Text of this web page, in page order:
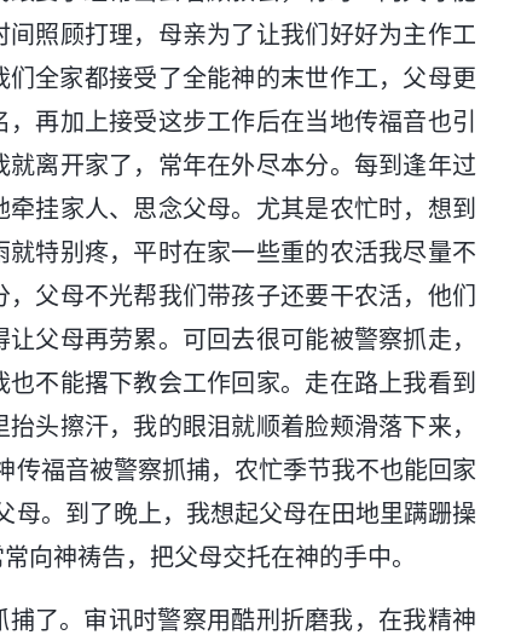
照顾打理，母亲为了让我们好好为主作工
全家都接受了全能神的末世作工，父母更
再加上接受这步工作后在当地传福音也引
离开家了，常年在外尽本分。每到逢年过
挂家人、思念父母。尤其是农忙时，想到
特别疼，平时在家一些重的农活我尽量不
父母不光帮我们带孩子还要干农活，他们
父母再劳累。可回去很可能被警察抓走，
不能撂下教会工作回家。走在路上我看到
头擦汗，我的眼泪就顺着脸颊滑落下来，
传福音被警察抓捕，农忙季节我不也能回家
母。到了晚上，我想起父母在田地里蹒跚操
向神祷告，把父母交托在神的手中。
捕了。审讯时警察用酷刑折磨我，在我精神